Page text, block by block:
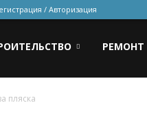
/ Авторизация
РЕМОНТ
пляска